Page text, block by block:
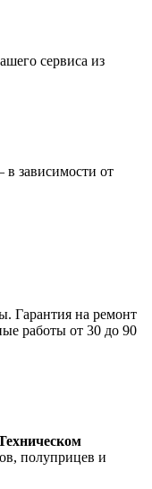
сервиса из
зависимости от
Гарантия на ремонт
работы от 30 до 90
полуприцев и